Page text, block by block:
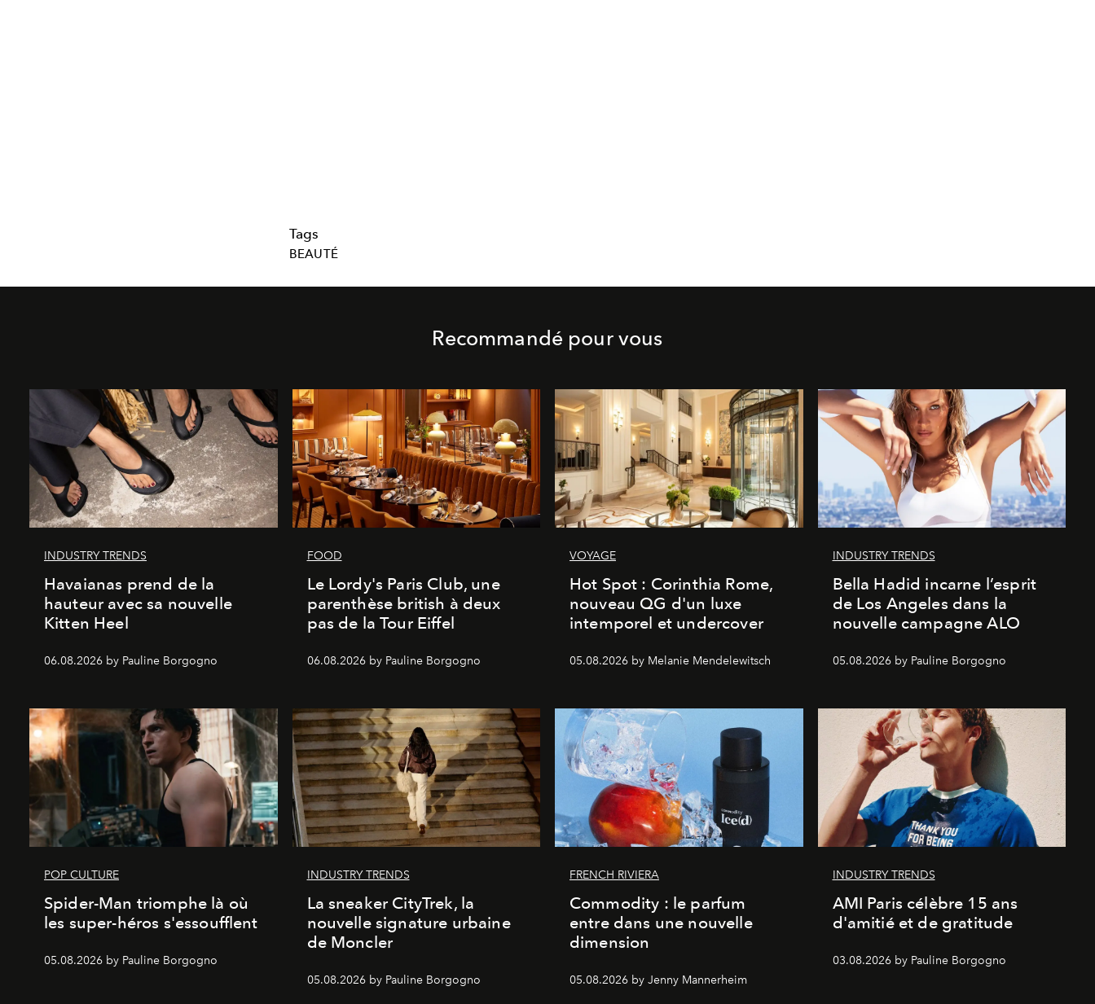
Tags
BEAUTÉ
Recommandé pour vous
INDUSTRY TRENDS
Havaianas prend de la
hauteur avec sa nouvelle
Kitten Heel
06.08.2026 by Pauline Borgogno
FOOD
Le Lordy's Paris Club, une
parenthèse british à deux
pas de la Tour Eiffel
06.08.2026 by Pauline Borgogno
VOYAGE
Hot Spot : Corinthia Rome,
nouveau QG d'un luxe
intemporel et undercover
05.08.2026 by Melanie Mendelewitsch
INDUSTRY TRENDS
Bella Hadid incarne l’esprit
de Los Angeles dans la
nouvelle campagne ALO
05.08.2026 by Pauline Borgogno
POP CULTURE
Spider-Man triomphe là où
les super-héros s'essoufflent
05.08.2026 by Pauline Borgogno
INDUSTRY TRENDS
La sneaker CityTrek, la
nouvelle signature urbaine
de Moncler
05.08.2026 by Pauline Borgogno
FRENCH RIVIERA
Commodity : le parfum
entre dans une nouvelle
dimension
05.08.2026 by Jenny Mannerheim
INDUSTRY TRENDS
AMI Paris célèbre 15 ans
d'amitié et de gratitude
03.08.2026 by Pauline Borgogno